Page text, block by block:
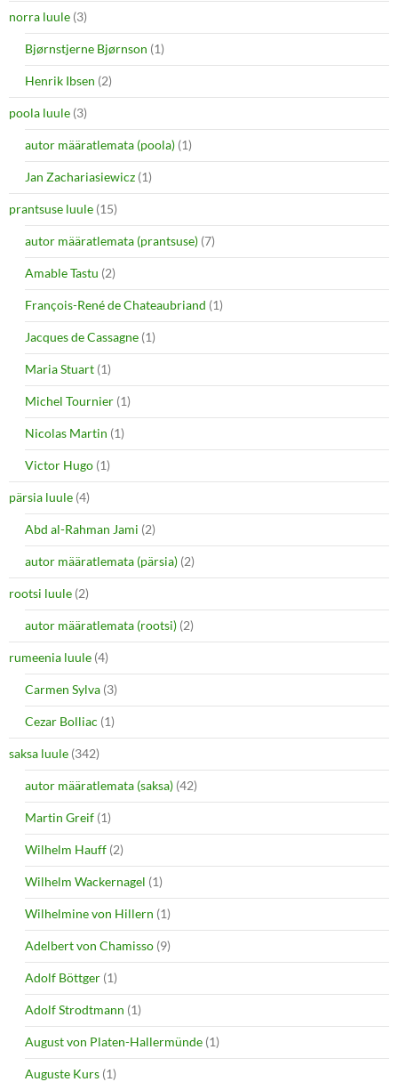
norra luule (3)
Bjørnstjerne Bjørnson (1)
Henrik Ibsen (2)
poola luule (3)
autor määratlemata (poola) (1)
Jan Zachariasiewicz (1)
prantsuse luule (15)
autor määratlemata (prantsuse) (7)
Amable Tastu (2)
François-René de Chateaubriand (1)
Jacques de Cassagne (1)
Maria Stuart (1)
Michel Tournier (1)
Nicolas Martin (1)
Victor Hugo (1)
pärsia luule (4)
Abd al-Rahman Jami (2)
autor määratlemata (pärsia) (2)
rootsi luule (2)
autor määratlemata (rootsi) (2)
rumeenia luule (4)
Carmen Sylva (3)
Cezar Bolliac (1)
saksa luule (342)
autor määratlemata (saksa) (42)
Martin Greif (1)
Wilhelm Hauff (2)
Wilhelm Wackernagel (1)
Wilhelmine von Hillern (1)
Adelbert von Chamisso (9)
Adolf Böttger (1)
Adolf Strodtmann (1)
August von Platen-Hallermünde (1)
Auguste Kurs (1)